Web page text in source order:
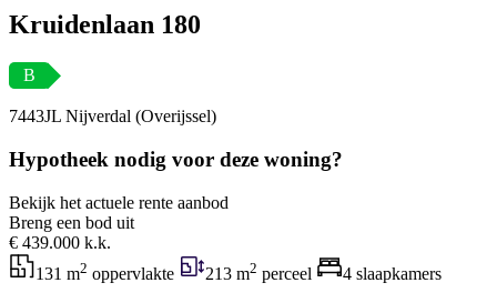
Kruidenlaan 180
B
7443JL Nijverdal (Overijssel)
Hypotheek nodig voor deze woning?
Bekijk het actuele rente aanbod
Breng een bod uit
€ 439.000 k.k.
131 m2 oppervlakte 213 m2 perceel 4 slaapkamers